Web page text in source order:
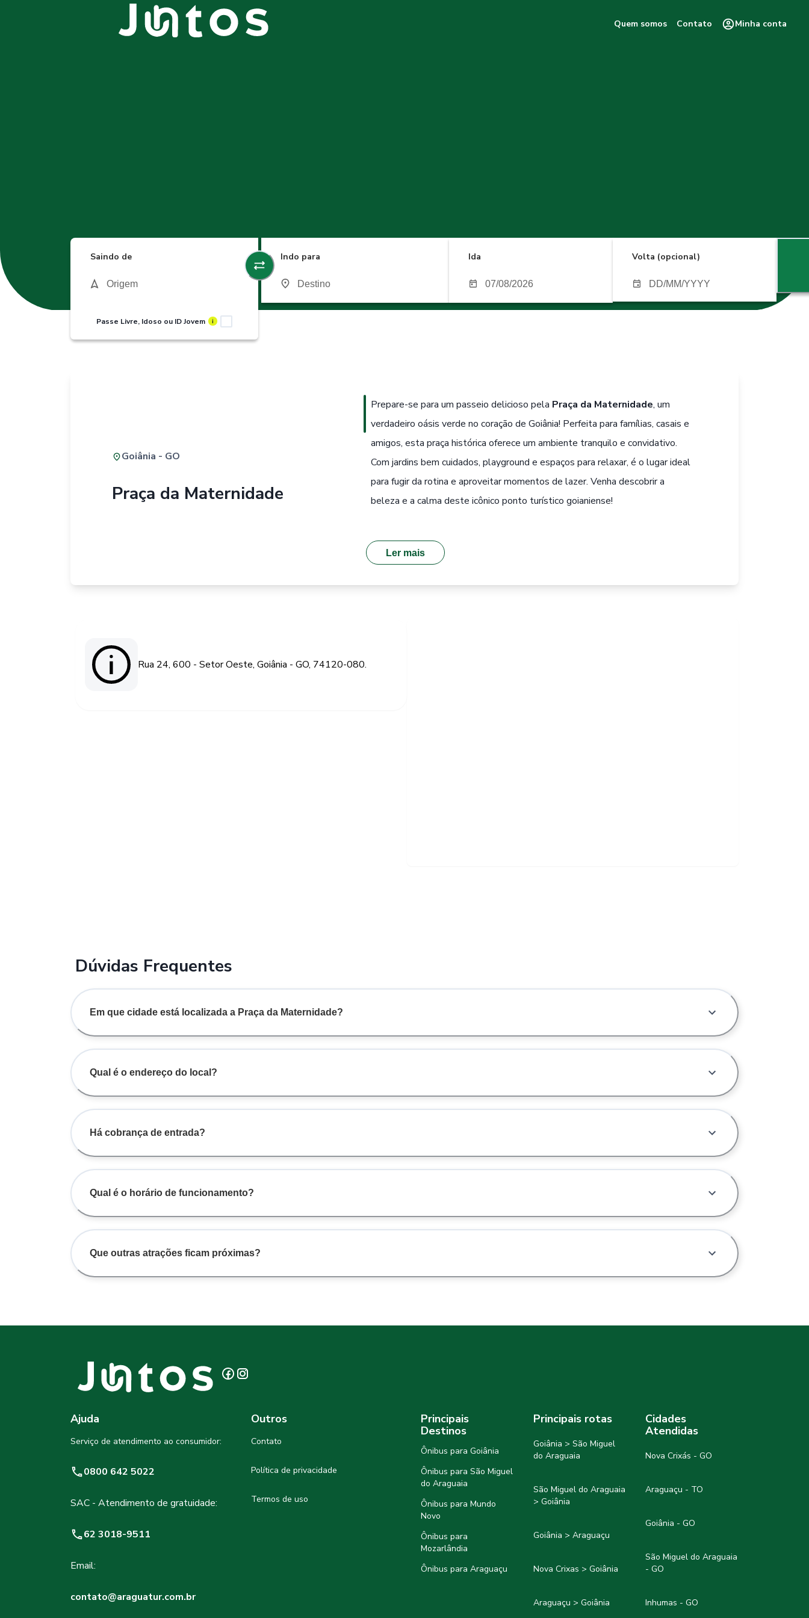
Quem somos Contato Minha conta
Saindo de
Passe Livre, Idoso ou ID Jovem i
Indo para Ida Volta (opcional)
Goiânia - GO
Praça da Maternidade
Prepare-se para um passeio delicioso pela Praça da Maternidade, um
verdadeiro oásis verde no coração de Goiânia! Perfeita para famílias, casais e
amigos, esta praça histórica oferece um ambiente tranquilo e convidativo.
Com jardins bem cuidados, playground e espaços para relaxar, é o lugar ideal
para fugir da rotina e aproveitar momentos de lazer. Venha descobrir a
beleza e a calma deste icônico ponto turístico goianiense!
Ler mais
Rua 24, 600 - Setor Oeste, Goiânia - GO, 74120-080.
Dúvidas Frequentes
Em que cidade está localizada a Praça da Maternidade?
Qual é o endereço do local?
Há cobrança de entrada?
Qual é o horário de funcionamento?
Que outras atrações ficam próximas?
Ajuda
Serviço de atendimento ao consumidor:
0800 642 5022
SAC - Atendimento de gratuidade:
62 3018-9511
Email:
contato@araguatur.com.br
Outros
Contato
Política de privacidade
Termos de uso
Principais
Destinos
Ônibus para Goiânia
Ônibus para São Miguel
do Araguaia
Ônibus para Mundo
Novo
Ônibus para
Mozarlândia
Ônibus para Araguaçu
Principais rotas
Goiânia > São Miguel
do Araguaia
São Miguel do Araguaia
> Goiânia
Goiânia > Araguaçu
Nova Crixas > Goiânia
Araguaçu > Goiânia
Cidades
Atendidas
Nova Crixás - GO
Araguaçu - TO
Goiânia - GO
São Miguel do Araguaia
- GO
Inhumas - GO